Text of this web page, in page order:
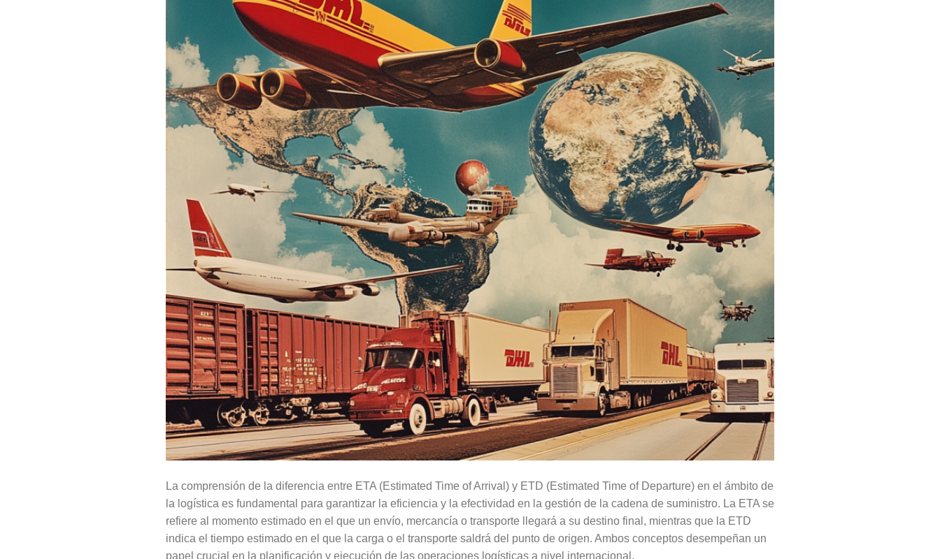
La comprensión de la diferencia entre ETA (Estimated Time of Arrival) y ETD (Estimated Time of Departure) en el ámbito de
la logística es fundamental para garantizar la eficiencia y la efectividad en la gestión de la cadena de suministro. La ETA se
refiere al momento estimado en el que un envío, mercancía o transporte llegará a su destino final, mientras que la ETD
indica el tiempo estimado en el que la carga o el transporte saldrá del punto de origen. Ambos conceptos desempeñan un
papel crucial en la planificación y ejecución de las operaciones logísticas a nivel internacional.